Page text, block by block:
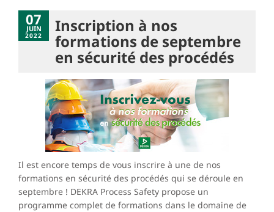
07
JUIN
2022 Inscription à nos
formations de septembre
en sécurité des procédés
Il est encore temps de vous inscrire à une de nos
formations en sécurité des procédés qui se déroule en
septembre ! DEKRA Process Safety propose un
programme complet de formations dans le domaine de